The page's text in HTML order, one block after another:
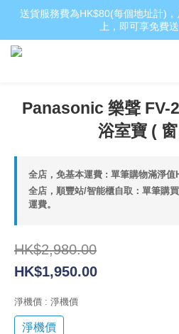
送貨服務費為HK$80(每個地址計)
上，即可享免費
Panasonic 樂聲
浴室寶 (
全店，免基本運費 : 單筆購物滿淨值
全店，順豐站/智能櫃自取：單筆購
運費。
HK$2,980.00
HK$1,950.00
淨機價 : 淨機價
淨機價